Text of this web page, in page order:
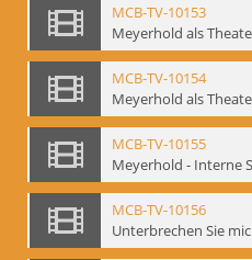
MCB-TV-10153
MCB-TV-10154
MCB-TV-10155
MCB-TV-10156